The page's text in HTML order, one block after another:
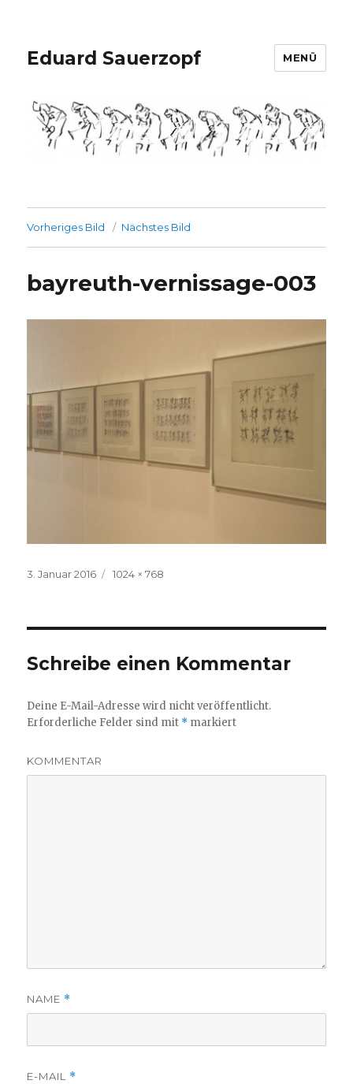
Eduard Sauerzopf MENÜ
Vorheriges Bild Nächstes Bild
bayreuth-vernissage-003
Veröffentlicht
3. Januar 2016
Volle
1024 × 768
Schreibe einen Kommentar
Deine E-Mail-Adresse wird nicht veröffentlicht.
Erforderliche Felder sind mit * markiert
KOMMENTAR
NAME *
E-MAIL *